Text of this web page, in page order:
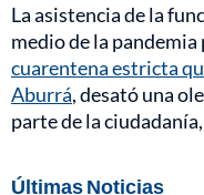
La asistencia de la
medio de la pandemia
cuarentena estricta
Aburrá, desató una
parte de la
Últimas Noticias